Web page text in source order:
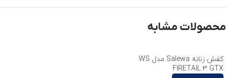
محصولات مشابه
کفش زنانه Salewa مدل WS
FIRETAIL 3 GTX